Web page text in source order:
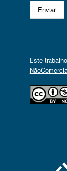
Este